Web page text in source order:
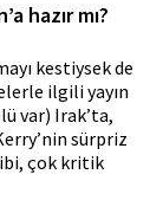
hazır mı?
kestiysek de
ilgili yayın
var) Irak’ta,
sürpriz
çok kritik